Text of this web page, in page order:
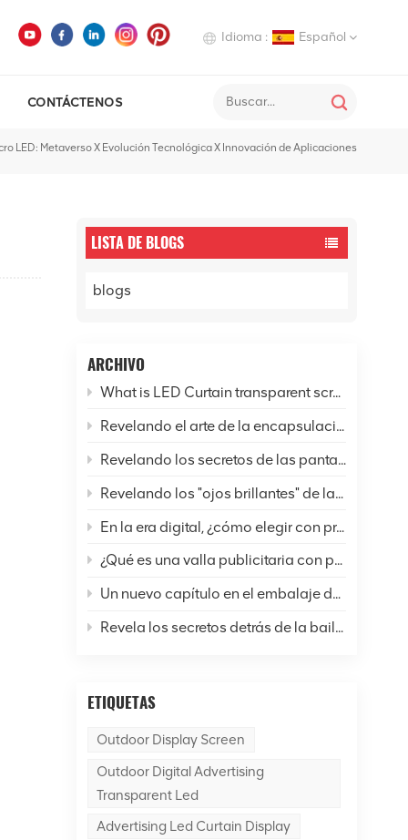
Idioma : Español
Deutsch
CONTÁCTENOS
LED: Metaverso X Evolución Tecnológica X Innovación de Aplicaciones
LISTA DE BLOGS
blogs
ARCHIVO
What is LED Curtain transparent screen? - Explore the new horizon of digital cities
Revelando el arte de la encapsulación de pantallas LED: un análisis completo de seis técnicas comunes y perspectivas futuras
Revelando los secretos de las pantallas LED: ¿Cómo están cambiando nuestras vidas y el mundo?
Revelando los "ojos brillantes" de las pantallas LED: un análisis completo de la resolución
En la era digital, ¿cómo elegir con precisión las pantallas LED?
¿Qué es una valla publicitaria con pantalla LED para exteriores?
Un nuevo capítulo en el embalaje de pantallas LED: ¿Cuál es la diferencia entre la tecnología SMD y COB?
Revela los secretos detrás de la bailarina de la pantalla LED.
ETIQUETAS
Outdoor Display Screen
Outdoor Digital Advertising
Transparent Led
Advertising Led Curtain Display